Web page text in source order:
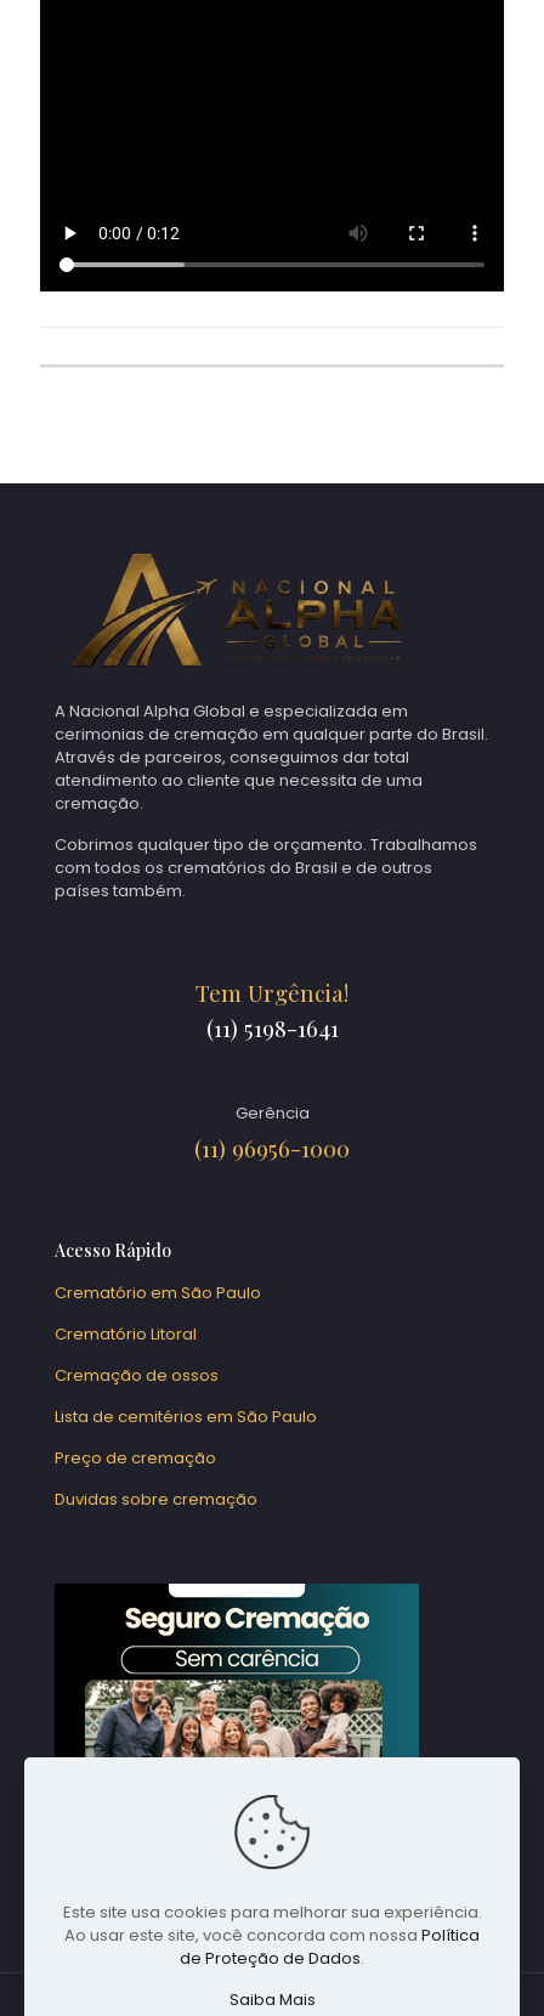
A Nacional Alpha Global e especializada em
cerimonias de cremação em qualquer parte do Brasil.
Através de parceiros, conseguimos dar total
atendimento ao cliente que necessita de uma
cremação.
Cobrimos qualquer tipo de orçamento. Trabalhamos
com todos os crematórios do Brasil e de outros
países também.
Tem Urgência!
(11) 5198-1641
Gerência
(11) 96956-1000
Acesso Rápido
Crematório em São Paulo
Crematório Litoral
Cremação de ossos
Lista de cemitérios em São Paulo
Preço de cremação
Duvidas sobre cremação
Este site usa cookies para melhorar sua experiência.
Ao usar este site, você concorda com nossa Política
de Proteção de Dados.
Saiba Mais